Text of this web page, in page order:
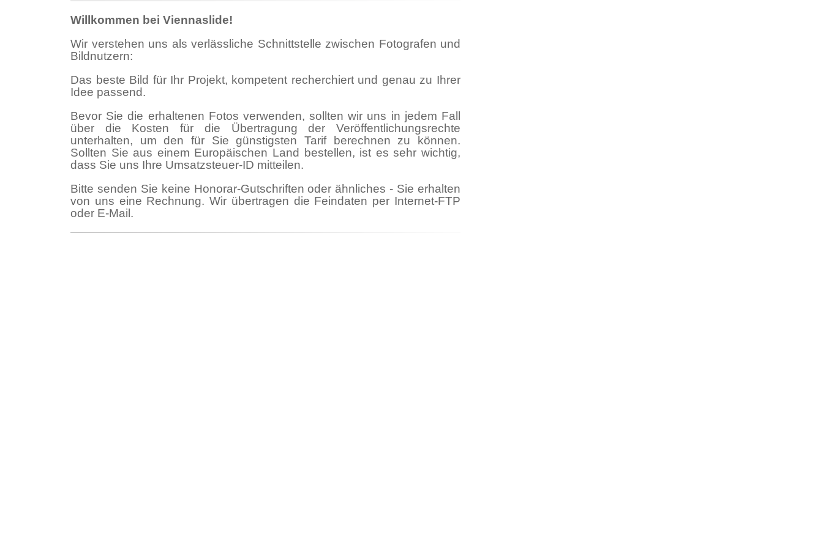
Willkommen bei Viennaslide!
Wir verstehen uns als verlässliche Schnittstelle zwischen Fotografen und
Bildnutzern:
Das beste Bild für Ihr Projekt, kompetent recherchiert und genau zu Ihrer
Idee passend.
Bevor Sie die erhaltenen Fotos verwenden, sollten wir uns in jedem Fall
über die Kosten für die Übertragung der Veröffentlichungsrechte
unterhalten, um den für Sie günstigsten Tarif berechnen zu können.
Sollten Sie aus einem Europäischen Land bestellen, ist es sehr wichtig,
dass Sie uns Ihre Umsatzsteuer-ID mitteilen.
Bitte senden Sie keine Honorar-Gutschriften oder ähnliches - Sie erhalten
von uns eine Rechnung. Wir übertragen die Feindaten per Internet-FTP
oder E-Mail.